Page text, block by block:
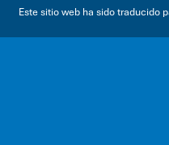
Este sitio web ha sido traducido